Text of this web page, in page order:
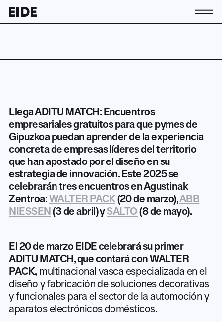
Actividad
Actualidad
Únete a EIDE
ES
EN
EU
Llega ADITU MATCH: Encuentros
empresariales gratuitos para que pymes de
Gipuzkoa puedan aprender de la experiencia
concreta de empresas líderes del territorio
que han apostado por el diseño en su
estrategia de innovación. Este 2025 se
celebrarán tres encuentros en Agustinak
Zentroa: WALTER PACK (20 de marzo),ABB
NIESSEN (3 de abril) y SALTO (8 de mayo).
El 20 de marzo EIDE celebrará su primer
ADITU MATCH, que contará con WALTER
PACK, multinacional vasca especializada en el
diseño y fabricación de soluciones decorativas
y funcionales para el sector de la automoción y
aparatos electrónicos domésticos.